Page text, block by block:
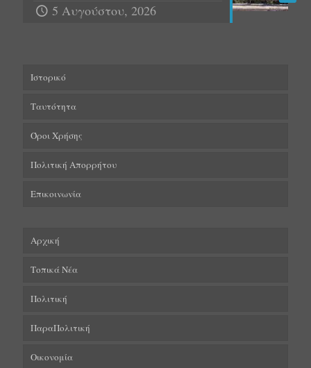
5 Αυγούστου, 2026
Ιστορικό
Ταυτότητα
Όροι Χρήσης
Πολιτική Απορρήτου
Επικοινωνία
Αρχική
Τοπικά Νέα
Πολιτική
ΠαραΠολιτική
Οικονομία